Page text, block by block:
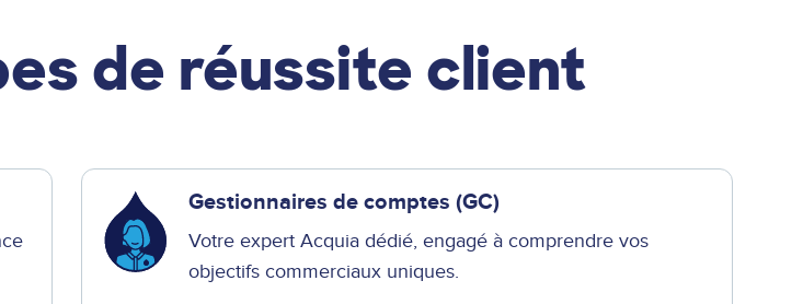
de réussite client
Gestionnaires de comptes (GC)
Votre expert Acquia dédié, engagé à comprendre vos
objectifs commerciaux uniques.